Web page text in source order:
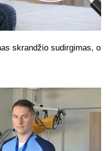
skrandžio sudirgimas, o